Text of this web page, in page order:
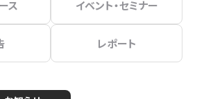
ス イベント・セミナー
レポート